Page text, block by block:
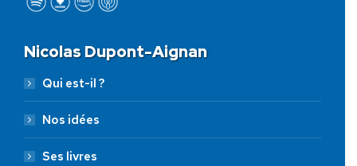
Nicolas Dupont-Aignan
Qui est-il ?
Nos idées
Ses livres